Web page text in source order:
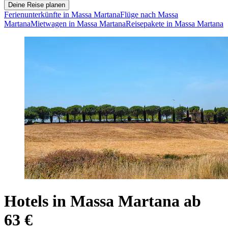
Deine Reise planen
Ferienunterkünfte in Massa MartanaFlüge nach Massa
MartanaMietwagen in Massa MartanaReisepakete in Massa Martana
Hotels in Massa Martana ab
63 €